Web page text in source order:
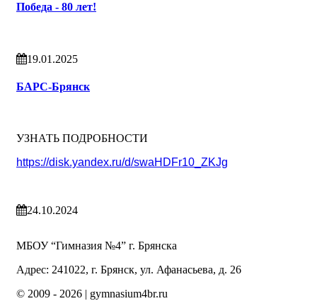
Победа - 80 лет!
19.01.2025
БАРС-Брянск
УЗНАТЬ ПОДРОБНОСТИ
https://disk.yandex.ru/d/swaHDFr10_ZKJg
24.10.2024
МБОУ “Гимназия №4” г. Брянска
Адрес: 241022, г. Брянск, ул. Афанасьева, д. 26
© 2009 - 2026 | gymnasium4br.ru